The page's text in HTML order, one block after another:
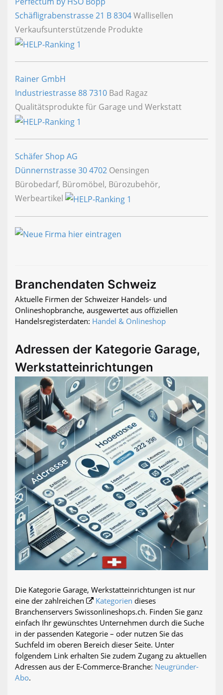
Schäfligrabenstrasse 21 B8304Wallisellen
Verkaufsunterstützende Produkte
Rainer GmbH
Industriestrasse 887310 Bad Ragaz
Qualitätsprodukte für Garage und Werkstatt
Schäfer Shop AG
Dünnernstrasse 304702 Oensingen
Bürobedarf, Büromöbel, Bürozubehör,
Werbeartikel
Branchendaten Schweiz
Aktuelle Firmen der Schweizer Handels- und
Onlineshopbranche, ausgewertet aus offiziellen
Handelsregisterdaten: Handel & Onlineshop
Adressen der Kategorie Garage,
Werkstatteinrichtungen
Die Kategorie Garage, Werkstatteinrichtungen ist nur
eine der zahlreichen
Kategorien dieses
Branchenservers Swissonlineshops.ch. Finden Sie ganz
einfach Ihr gewünschtes Unternehmen durch die Suche
in der passenden Kategorie – oder nutzen Sie das
Suchfeld im oberen Bereich dieser Seite. Unter
folgendem Link erhalten Sie zudem Zugang zu aktuellen
Adressen aus der E-Commerce-Branche: Neugründer-
Abo.